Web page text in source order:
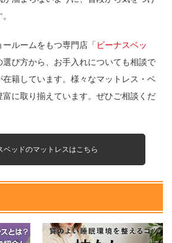
ルームをもつ専門店「 ビーナスベッ
選び方から、お手入れについても相談で
在籍しています。様々なマットレス・ベ
富に取り揃えています。ぜひご相談くだ
ベッドのマットレスはこちら